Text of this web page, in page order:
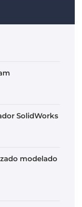
SolidWorks
modelado